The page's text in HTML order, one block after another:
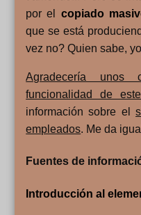
por el copiado
que se está
vez no? Quien sabe,
Agradecería unos
funcionalidad de
información sobre el
empleados. Me da
Fuentes de
Introducción al